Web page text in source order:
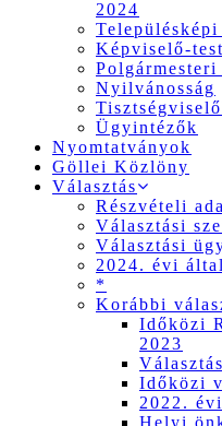
2024
Képviselő-
Polgármesteri
Nyilvánosság
Ügyintézők
Nyomtatványok
Göllei Közlöny
Választás
Részvételi
Választási
Választási
2024. évi
*
Korábbi
Időközi
2023
Időközi
2022.
Helyi